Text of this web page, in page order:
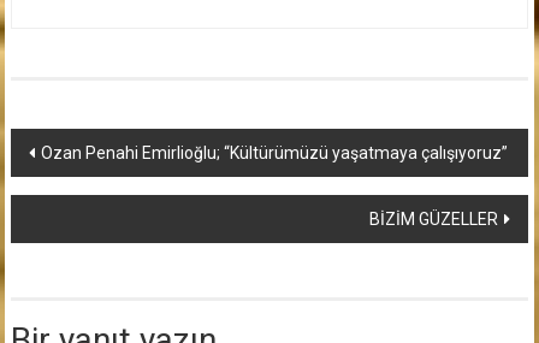
Yazı
dolaşımı
Ozan Penahi Emirlioğlu; “Kültürümüzü yaşatmaya çalışıyoruz”
BİZİM GÜZELLER